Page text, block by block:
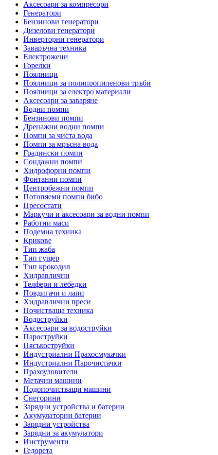
Аксесоари за компресори
Генератори
Бензинови генератори
Дизелови генератори
Инверторни генератори
Заваръчна техника
Електрожени
Горелки
Поялници
Поялници за полипропиленови тръби
Поялници за електро материали
Аксесоари за заваряне
Водни помпи
Бензинови помпи
Дренажни водни помпи
Помпи за чиста вода
Помпи за мръсна вода
Градински помпи
Сондажни помпи
Хидрофорни помпи
Фонтанни помпи
Центробежни помпи
Потопяеми помпи бибо
Пресостати
Маркучи и аксесоари за водни помпи
Работни маси
Подемна техника
Крикове
Тип жаба
Тип гущер
Тип крокодил
Хидравлични
Телфери и лебедки
Повдигачи и лапи
Хидравлични преси
Почистваща техника
Водоструйки
Аксесоари за водоструйки
Пароструйки
Пясъкоструйки
Индустриални Прахосмукачки
Индустриални Парочистачки
Прахоуловители
Метачни машини
Подопочистващи машини
Снегорини
Зарядни устройства и батерии
Акумулаторни батерии
Зарядни устройства
Зарядни за акумулатори
Инструменти
Гедорета